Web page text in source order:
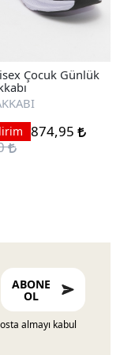
Çocuk Günlük
874,95
ABONE
OL
almayı kabul